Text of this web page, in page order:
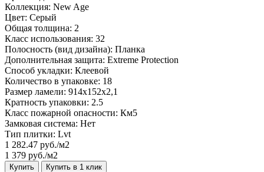
Коллекция: New Age
Цвет: Серый
Общая толщина: 2
Класс использования: 32
Полосность (вид дизайна): Планка
Дополнительная защита: Extreme Protection
Способ укладки: Клеевой
Количество в упаковке: 18
Размер ламели: 914x152x2,1
Кратность упаковки: 2.5
Класс пожарной опасности: Км5
Замковая система: Нет
Тип плитки: Lvt
1 282.47 руб./м2
1 379 руб./м2
Купить Купить в 1 клик